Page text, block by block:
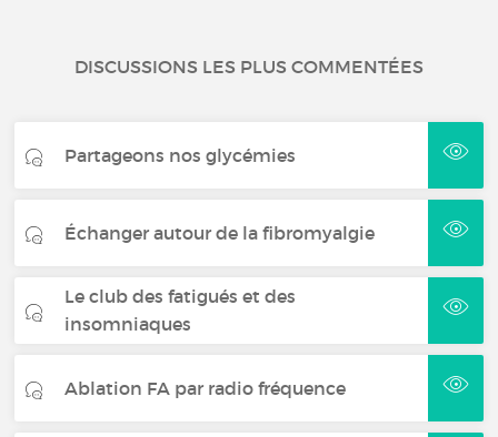
DISCUSSIONS LES PLUS COMMENTÉES
Partageons nos glycémies
Échanger autour de la fibromyalgie
Le club des fatigués et des
insomniaques
Ablation FA par radio fréquence